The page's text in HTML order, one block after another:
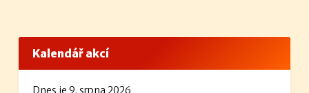
Kalendář akcí
Dnes je 9. srpna 2026